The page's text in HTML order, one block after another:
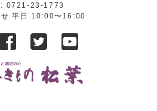
0721-23-1773
せ 平日 10:00〜16:00